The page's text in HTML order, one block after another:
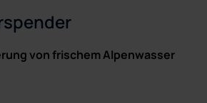
von frischem Alpenwasser